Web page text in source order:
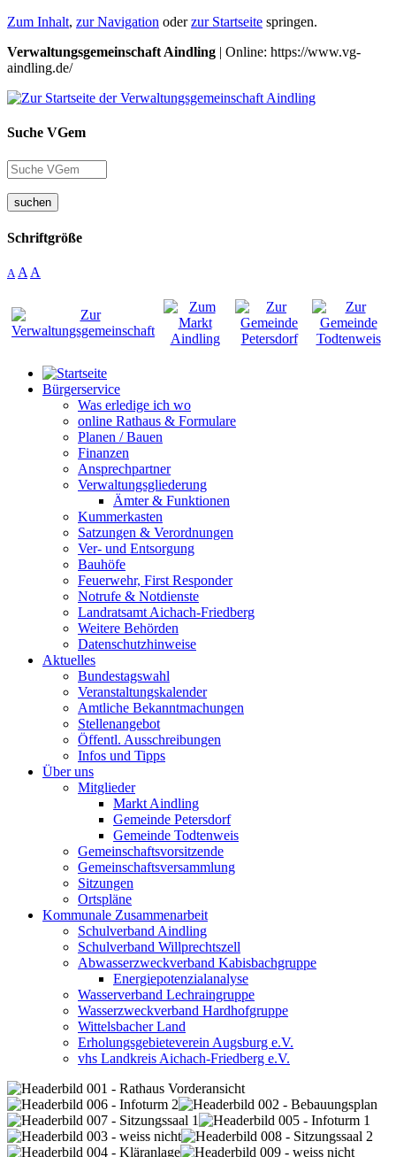
Zum Inhalt, zur Navigation oderzur Startseite springen.
Verwaltungsgemeinschaft Aindling | Online: https://www.vg-
aindling.de/
Suche VGem
suchen
Schriftgröße
A A A
Bürgerservice
Was erledige ich wo
online Rathaus & Formulare
Planen / Bauen
Finanzen
Ansprechpartner
Verwaltungsgliederung
Ämter & Funktionen
Kummerkasten
Satzungen & Verordnungen
Ver- und Entsorgung
Bauhöfe
Feuerwehr, First Responder
Notrufe & Notdienste
Landratsamt Aichach-Friedberg
Weitere Behörden
Datenschutzhinweise
Aktuelles
Bundestagswahl
Veranstaltungskalender
Amtliche Bekanntmachungen
Stellenangebot
Öffentl. Ausschreibungen
Infos und Tipps
Über uns
Mitglieder
Markt Aindling
Gemeinde Petersdorf
Gemeinde Todtenweis
Gemeinschaftsvorsitzende
Gemeinschaftsversammlung
Sitzungen
Ortspläne
Kommunale Zusammenarbeit
Schulverband Aindling
Schulverband Willprechtszell
Abwasserzweckverband Kabisbachgruppe
Energiepotenzialanalyse
Wasserverband Lechraingruppe
Wasserzweckverband Hardhofgruppe
Wittelsbacher Land
Erholungsgebieteverein Augsburg e.V.
vhs Landkreis Aichach-Friedberg e.V.